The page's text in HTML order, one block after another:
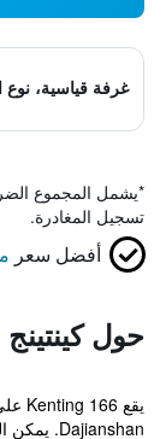
غرفة قياسية،
*يشمل المجموع
تسجيل المغادرة.
أفضل سعر
حول كينتينج 166